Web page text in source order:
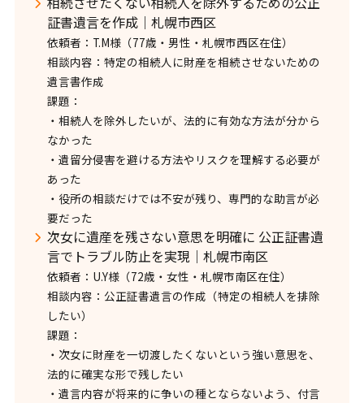
証書遺言を作成｜札幌市西区
依頼者：T.M様（77歳・男性・札幌市西区在住）
相談内容：特定の相続人に財産を相続させないための
遺言書作成
課題：
・相続人を除外したいが、法的に有効な方法が分から
なかった
・遺留分侵害を避ける方法やリスクを理解する必要が
あった
・役所の相談だけでは不安が残り、専門的な助言が必
要だった
次女に遺産を残さない意思を明確に 公正証書遺
言でトラブル防止を実現｜札幌市南区
依頼者：U.Y様（72歳・女性・札幌市南区在住）
相談内容：公正証書遺言の作成（特定の相続人を排除
したい）
課題：
・次女に財産を一切渡したくないという強い意思を、
法的に確実な形で残したい
・遺言内容が将来的に争いの種とならないよう、付言